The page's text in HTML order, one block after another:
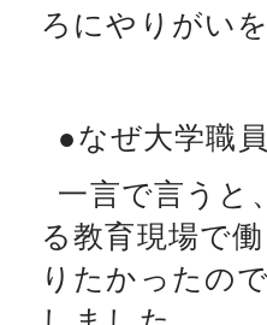
ろにやりがい
●なぜ大学職
一言で言うと
る教育現場で
りたかったの